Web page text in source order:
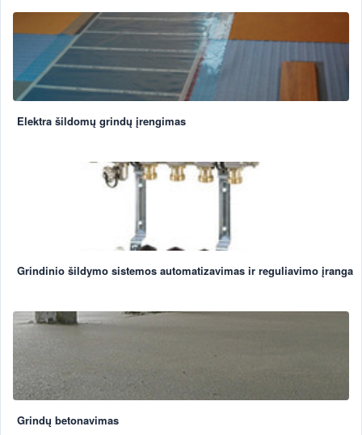
Elektra šildomų grindų įrengimas
Grindinio šildymo sistemos automatizavimas ir reguliavimo įranga
Grindų betonavimas